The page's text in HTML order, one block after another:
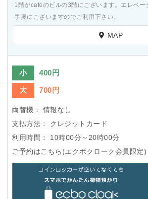
1階がcafeのビルの3階にございます。エレベ
手奥にございますのでご利用下さい。
MAP
小 400円
大 700円
両替機：
情報なし
支払方法：
クレジットカード
利用時間：
10時00分～20時00分
ご予約はこちら(エクボクローク会員限定)